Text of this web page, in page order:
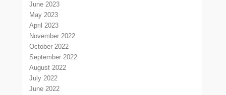
June 2023
May 2023
April 2023
November 2022
October 2022
September 2022
August 2022
July 2022
June 2022